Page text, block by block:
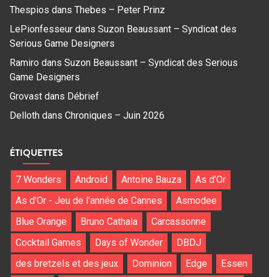
Thespios dans Thebes – Peter Prinz
LePionfesseur dans Suzon Beaussant – Syndicat des
Serious Game Designers
Ramiro dans Suzon Beaussant – Syndicat des Serious
Game Designers
Grovast dans Débrief
Delloth dans Chroniques – Juin 2026
ÉTIQUETTES
7 Wonders Android Antoine Bauza
As d'Or
As d'Or - Jeu de l'année de Cannes
Asmodee
Blue Orange
Bruno Cathala
Carcassonne
Cocktail Games
Days of Wonder
DBDJ
des bretzels et des jeux
Dominion Edge Essen